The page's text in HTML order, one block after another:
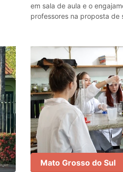
em sala de aula e o
professores na proposta de
Mato Grosso do Sul